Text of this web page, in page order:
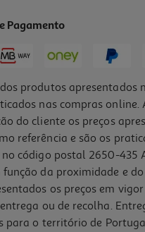
Pagamento
produtos apresentados
nas compras online.
do cliente os preços
referência e são os
no código postal 2650-435
função da proximidade e
os preços em
ou de recolha.
para o território de